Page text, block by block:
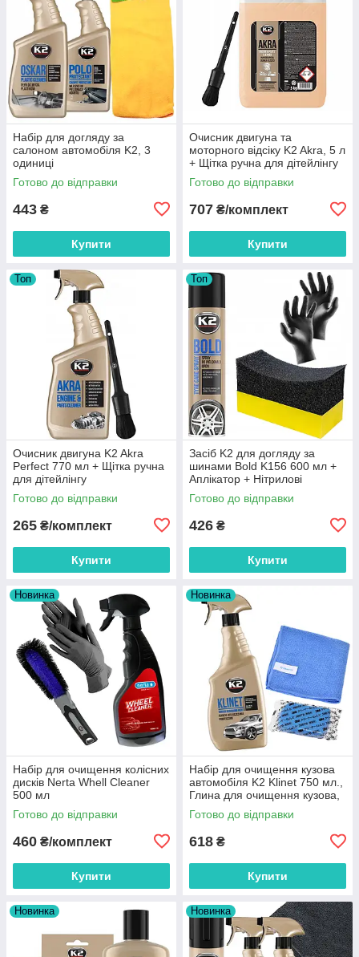
Набір для догляду за
салоном автомобіля K2, 3
одиниці
Готово до відправки
443 ₴
Купити
Очисник двигуна та
моторного відсіку K2 Akra, 5 л
+ Щітка ручна для дітейлінгу
Готово до відправки
707 ₴/комплект
Купити
Топ
Очисник двигуна K2 Akra
Perfect 770 мл + Щітка ручна
для дітейлінгу
Готово до відправки
265 ₴/комплект
Купити
Топ
Засіб K2 для догляду за
шинами Bold K156 600 мл +
Аплікатор + Нітрилові
рукавички (1 пара)
Готово до відправки
426 ₴
Купити
Новинка
Набір для очищення колісних
дисків Nerta Whell Cleaner
500 мл
Готово до відправки
460 ₴/комплект
Купити
Новинка
Набір для очищення кузова
автомобіля K2 Klinet 750 мл.,
Глина для очищення кузова,
Серветка мікрофіброва
35x35
Готово до відправки
618 ₴
Купити
Новинка Новинка